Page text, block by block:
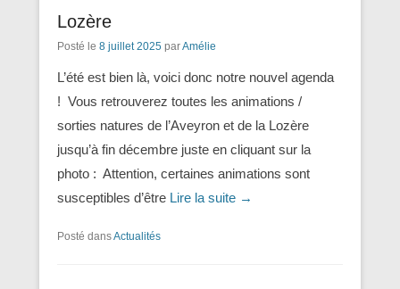
Lozère
Posté le 8 juillet 2025 parAmélie
L’été est bien là, voici donc notre nouvel agenda
! Vous retrouverez toutes les animations /
sorties natures de l’Aveyron et de la Lozère
jusqu’à fin décembre juste en cliquant sur la
photo : Attention, certaines animations sont
susceptibles d’être Lire la suite →
Posté dansActualités